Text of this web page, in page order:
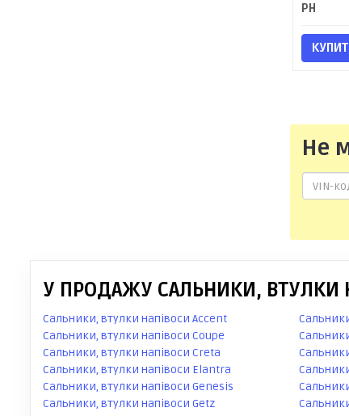
PH
Не
У ПРОДАЖУ САЛЬНИКИ, ВТУЛКИ
Сальники, втулки напівоси Accent
Сальники, втулки напівоси Coupe
Сальники, втулки напівоси Creta
Сальники, втулки напівоси Elantra
Сальники, втулки напівоси Genesis
Сальники, втулки напівоси Getz